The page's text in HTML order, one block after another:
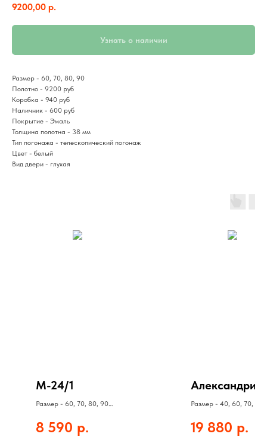
9200,00 р.
Узнать о наличии
Размер - 60, 70, 80, 90
Полотно - 9200 руб
Коробка - 940 руб
Наличник - 600 руб
Покрытие - Эмаль
Толщина полотна - 38 мм
Тип погонажа - телескопический погонаж
Цвет - белый
Вид двери - глухая
М-24/1
Размер - 60, 70, 80, 90
Коробка - 1100 руб
Наличник - 960 руб
8 590 р.
Размер - 40, 60, 70, 80,
Полотно - 19880 руб
Коробка - 1200 руб
19 880 р.